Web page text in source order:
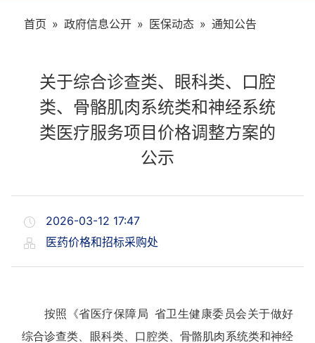
首页 » 政府信息公开 » 医保动态 » 通知公告
关于综合诊查类、眼科类、口腔
类、骨骼肌肉系统类和神经系统
类医疗服务项目价格调整方案的
公示
2026-03-12 17:47
医药价格和招标采购处
按照《省医疗保障局 省卫生健康委员会关于做好
综合诊查类、眼科类、口腔类、骨骼肌肉系统类和神经